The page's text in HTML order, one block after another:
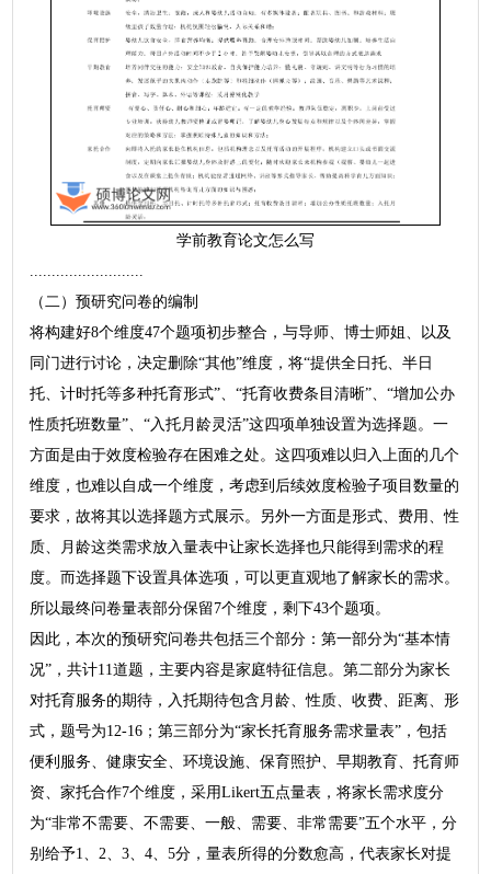
学前教育论文怎么写
（二）预研究问卷的编制
将构建好8个维度47个题项初步整合，与导师、博士师姐、以及
同门进行讨论，决定删除“其他”维度，将“提供全日托、半日
托、计时托等多种托育形式”、“托育收费条目清晰”、“增加公办
性质托班数量”、“入托月龄灵活”这四项单独设置为选择题。一
方面是由于效度检验存在困难之处。这四项难以归入上面的几个
维度，也难以自成一个维度，考虑到后续效度检验子项目数量的
要求，故将其以选择题方式展示。另外一方面是形式、费用、性
质、月龄这类需求放入量表中让家长选择也只能得到需求的程
度。而选择题下设置具体选项，可以更直观地了解家长的需求。
所以最终问卷量表部分保留7个维度，剩下43个题项。
因此，本次的预研究问卷共包括三个部分：第一部分为“基本情
况”，共计11道题，主要内容是家庭特征信息。第二部分为家长
对托育服务的期待，入托期待包含月龄、性质、收费、距离、形
式，题号为12-16；第三部分为“家长托育服务需求量表”，包括
便利服务、健康安全、环境设施、保育照护、早期教育、托育师
资、家托合作7个维度，采用Likert五点量表，将家长需求度分
为“非常不需要、不需要、一般、需要、非常需要”五个水平，分
别给予1、2、3、4、5分，量表所得的分数愈高，代表家长对提